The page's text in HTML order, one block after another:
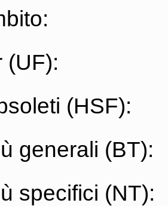
(UF):
(HSF):
generali (BT):
specifici (NT):